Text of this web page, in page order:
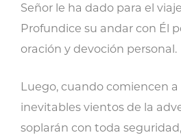
Señor le ha dado para el
Profundice su andar con Él
oración y devoción personal.
Luego, cuando comiencen a
inevitables vientos de la
soplarán con toda